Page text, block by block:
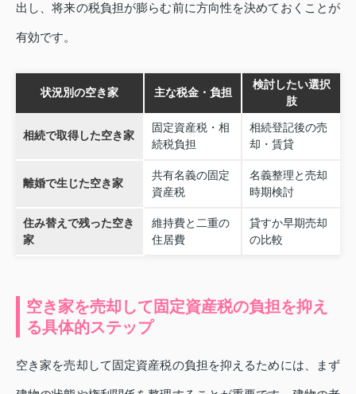
出し、将来の税負担が膨らむ前に方向性を決めておくことが
有効です。
状況別の空き家 主な税金・負担
検討したい選択
肢
相続で取得した空き家
固定資産税・相
続税負担
相続登記後の売
却・賃貸
離婚で生じた空き家
共有名義の固定
資産税
名義整理と売却
時期検討
住み替えで残った空き
家
維持費と二重の
住居費
貸すか早期売却
の比較
空き家を売却して固定資産税の負担を抑え
る具体的ステップ
空き家を売却して固定資産税の負担を抑えるためには、まず